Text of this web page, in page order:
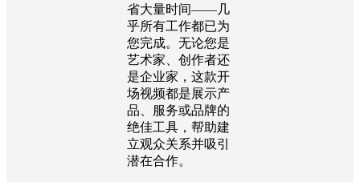
省大量时间——几
乎所有工作都已为
您完成。无论您是
艺术家、创作者还
是企业家，这款开
场视频都是展示产
品、服务或品牌的
绝佳工具，帮助建
立观众关系并吸引
潜在合作。